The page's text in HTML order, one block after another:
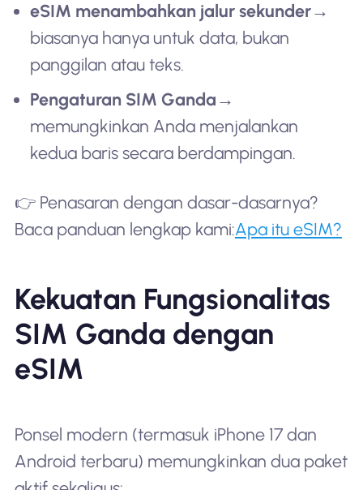
eSIM menambahkan jalur sekunder→
biasanya hanya untuk data, bukan
panggilan atau teks.
Pengaturan SIM Ganda →
memungkinkan Anda menjalankan
kedua baris secara berdampingan.
👉 Penasaran dengan dasar-dasarnya?
Baca panduan lengkap kami:Apa itu eSIM?
Kekuatan Fungsionalitas
SIM Ganda dengan
eSIM
Ponsel modern (termasuk iPhone 17 dan
Android terbaru) memungkinkan dua paket